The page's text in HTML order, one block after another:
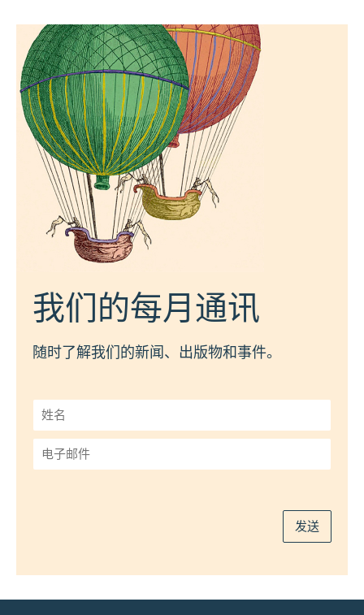
我们的每月通讯
随时了解我们的新闻、出版物和事件。
姓
名
*
子
发送